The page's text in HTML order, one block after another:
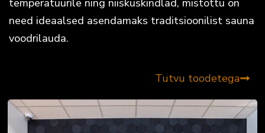
need ideaalsed asendamaks traditsioonilist sauna
voodrilauda.
Tutvu toodetega